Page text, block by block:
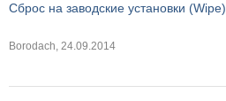
Сброс на заводские установки (Wipe)
Borodach, 24.09.2014